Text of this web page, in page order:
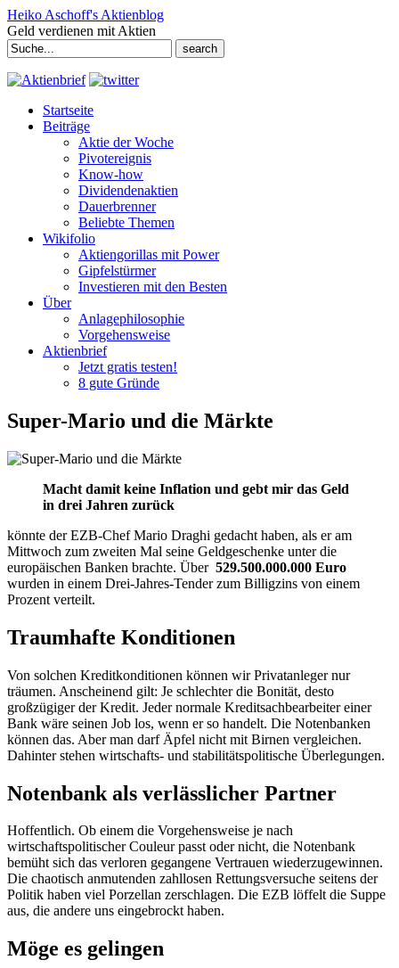
Heiko Aschoff's Aktienblog
Geld verdienen mit Aktien
Search
for:
Startseite
Beiträge
Aktie der Woche
Pivotereignis
Know-how
Dividendenaktien
Dauerbrenner
Beliebte Themen
Wikifolio
Aktiengorillas mit Power
Gipfelstürmer
Investieren mit den Besten
Über
Anlagephilosophie
Vorgehensweise
Aktienbrief
Jetzt gratis testen!
8 gute Gründe
Super-Mario und die Märkte
Macht damit keine Inflation und gebt mir das Geld
in drei Jahren zurück
könnte der EZB-Chef Mario Draghi gedacht haben, als er am
Mittwoch zum zweiten Mal seine Geldgeschenke unter die
europäischen Banken brachte. Über 529.500.000.000 Euro
wurden in einem Drei-Jahres-Tender zum Billigzins von einem
Prozent verteilt.
Traumhafte Konditionen
Von solchen Kreditkonditionen können wir Privatanleger nur
träumen. Anscheinend gilt: Je schlechter die Bonität, desto
großzügiger der Kredit. Jeder normale Kreditsachbearbeiter einer
Bank wäre seinen Job los, wenn er so handelt. Die Notenbanken
können das. Aber man darf Äpfel nicht mit Birnen vergleichen.
Dahinter stehen wirtschafts- und stabilitätspolitische Überlegungen.
Notenbank als verlässlicher Partner
Hoffentlich. Ob einem die Vorgehensweise je nach
wirtschaftspolitischer Couleur passt oder nicht, die Notenbank
bemüht sich das verloren gegangene Vertrauen wiederzugewinnen.
Die chaotisch anmutenden zahllosen Rettungsversuche seitens der
Politik haben viel Porzellan zerschlagen. Die EZB löffelt die Suppe
aus, die andere uns eingebrockt haben.
Möge es gelingen